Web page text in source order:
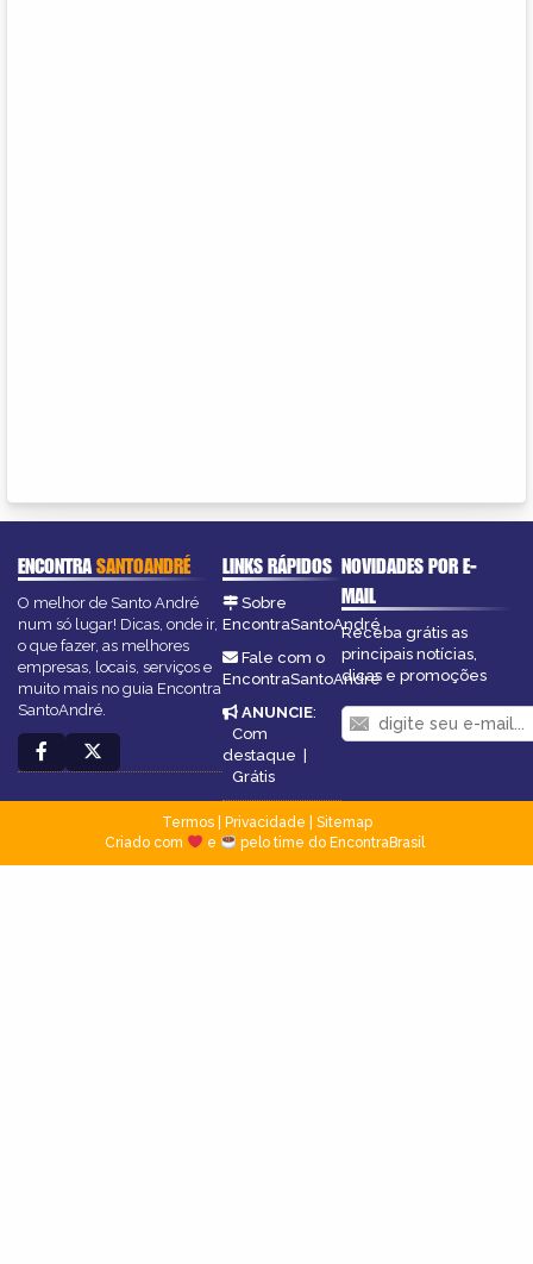
ENCONTRASANTOANDRÉ
O melhor de Santo André
num só lugar! Dicas, onde ir,
o que fazer, as melhores
empresas, locais, serviços e
muito mais no guia Encontra
SantoAndré.
LINKS RÁPIDOS
Sobre
EncontraSantoAndré
Fale com o
EncontraSantoAndré
ANUNCIE:
Com
destaque |
Grátis
NOVIDADES POR E-
MAIL
Receba grátis as
principais notícias,
dicas e promoções
Termos| Privacidade
Sitemap
Criado com
e pelo time do EncontraBrasil